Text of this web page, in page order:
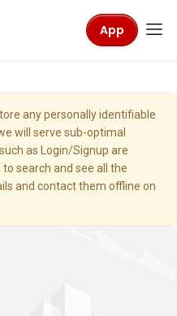
App
any personally identifiable
will serve sub-optimal
as Login/Signup are
search and see all the
and contact them offline on